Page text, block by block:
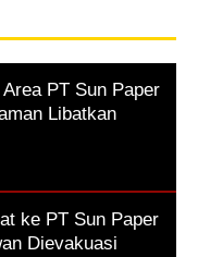
PT Sun Paper
Libatkan
ke PT Sun Paper
Dievakuasi